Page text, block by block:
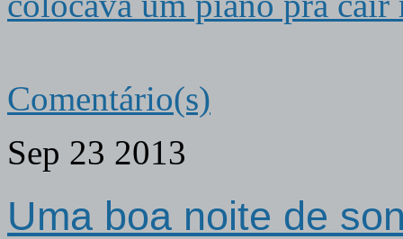
Comentário(s)
Sep 23 2013
Uma boa noite de